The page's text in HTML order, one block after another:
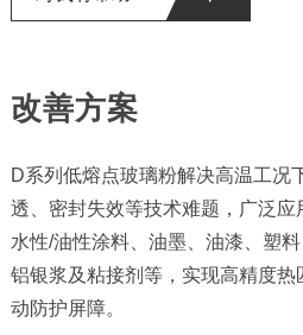
改善方案
D系列低熔点玻璃粉解决高温工况
透、密封失效等技术难题，广泛
水性/油性涂料、油墨、油漆、塑
铝银浆及粘接剂等，实现高精度
动防护屏障。